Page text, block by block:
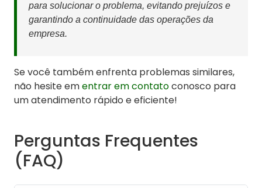
para solucionar o problema, evitando prejuízos e
garantindo a continuidade das operações da
empresa.
Se você também enfrenta problemas similares,
não hesite ementrar em contatoconosco para
um atendimento rápido e eficiente!
Perguntas Frequentes
(FAQ)